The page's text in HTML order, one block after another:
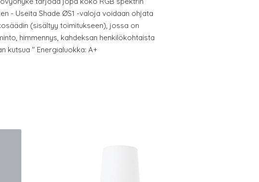
- Useita Shade ØS1 -valoja voidaan ohjata
(sisältyy toimitukseen), jossa on
himmennys, kahdeksan henkilökohtaista
kutsua " Energialuokka: A+